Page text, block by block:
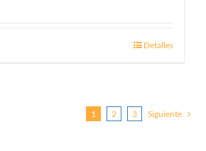
Detalles
1 2 3 Siguiente